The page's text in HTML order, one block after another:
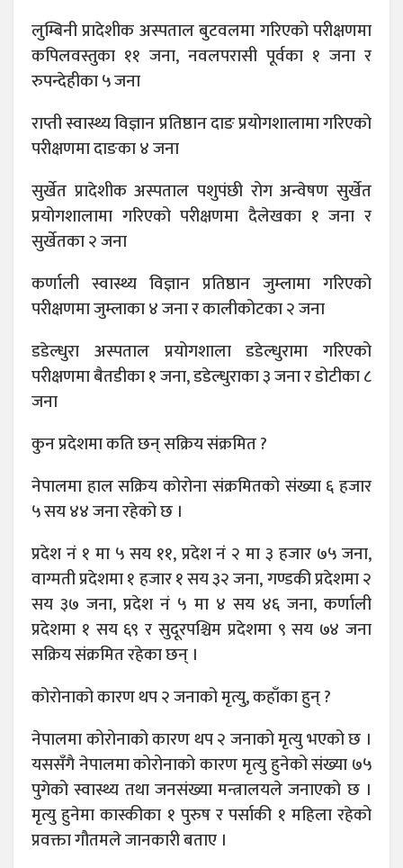
लुम्बिनी प्रादेशीक अस्पताल बुटवलमा गरिएको परीक्षणमा
कपिलवस्तुका ११ जना, नवलपरासी पूर्वका १ जना र
रुपन्देहीका ५ जना
राप्ती स्वास्थ्य विज्ञान प्रतिष्ठान दाङ प्रयोगशालामा गरिएको
परीक्षणमा दाङका ४ जना
सुर्खेत प्रादेशीक अस्पताल पशुपंछी रोग अन्वेषण सुर्खेत
प्रयोगशालामा गरिएको परीक्षणमा दैलेखका १ जना र
सुर्खेतका २ जना
कर्णाली स्वास्थ्य विज्ञान प्रतिष्ठान जुम्लामा गरिएको
परीक्षणमा जुम्लाका ४ जना र कालीकोटका २ जना
डडेल्धुरा अस्पताल प्रयोगशाला डडेल्धुरामा गरिएको
परीक्षणमा बैतडीका १ जना, डडेल्धुराका ३ जना र डोटीका ८
जना
कुन प्रदेशमा कति छन् सक्रिय संक्रमित ?
नेपालमा हाल सक्रिय कोरोना संक्रमितको संख्या ६ हजार
५ सय ४४ जना रहेको छ ।
प्रदेश नं १ मा ५ सय ११, प्रदेश नं २ मा ३ हजार ७५ जना,
वाग्मती प्रदेशमा १ हजार १ सय ३२ जना, गण्डकी प्रदेशमा २
सय ३७ जना, प्रदेश नं ५ मा ४ सय ४६ जना, कर्णाली
प्रदेशमा १ सय ६९ र सुदूरपश्चिम प्रदेशमा ९ सय ७४ जना
सक्रिय संक्रमित रहेका छन् ।
कोरोनाको कारण थप २ जनाको मृत्यु, कहाँका हुन् ?
नेपालमा कोरोनाको कारण थप २ जनाको मृत्यु भएको छ ।
यससँगै नेपालमा कोरोनाको कारण मृत्यु हुनेको संख्या ७५
पुगेको स्वास्थ्य तथा जनसंख्या मन्त्रालयले जनाएको छ ।
मृत्यु हुनेमा कास्कीका १ पुरुष र पर्साकी १ महिला रहेको
प्रवक्ता गौतमले जानकारी बताए ।